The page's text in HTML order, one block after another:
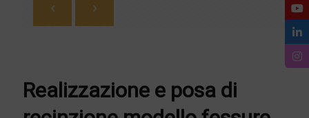
Realizzazione e posa di